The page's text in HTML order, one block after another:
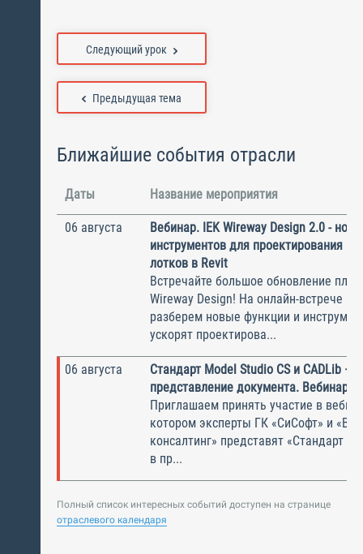
Предыдущая тема
Следующий урок
Ближайшие события отрасли
Даты Название мероприятия
06 августа
Вебинар. IEK Wireway Design 2.0 -
инструментов для проектирования
лотков в Revit
Встречайте большое обновление
Wireway Design! На онлайн-встрече
разберем новые функции и
ускорят проектирова...
06 августа
Стандарт Model Studio CS и CADLib —
представление документа. Вебинар
Приглашаем принять участие в
котором эксперты ГК «СиСофт» и
консалтинг» представят «Стандарт
в пр...
Полный список интересных событий доступен на странице
отраслевого календаря